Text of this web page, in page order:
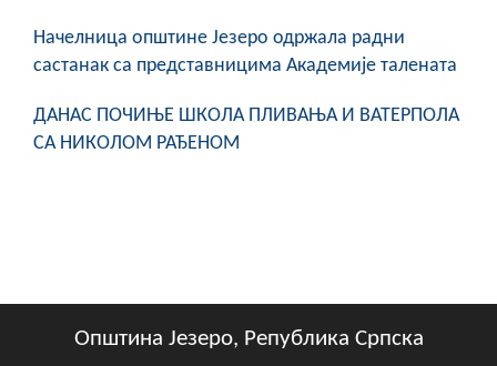
Начелница општине Језеро одржала радни
састанак са представницима Академије талената
ДАНАС ПОЧИЊЕ ШКОЛА ПЛИВАЊА И ВАТЕРПОЛА
СА НИКОЛОМ РАЂЕНОМ
Општина Језеро, Република Српска